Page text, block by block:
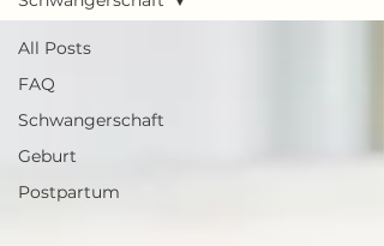
All Posts
FAQ
Schwangerschaft
Geburt
Postpartum